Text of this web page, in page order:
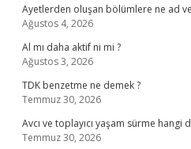
Ayetlerden oluşan bölümlere ne ad
Ağustos 4, 2026
Al mı daha aktif ni mi ?
Ağustos 3, 2026
TDK benzetme ne demek ?
Temmuz 30, 2026
Avcı ve toplayıcı yaşam sürme hangi
Temmuz 30, 2026